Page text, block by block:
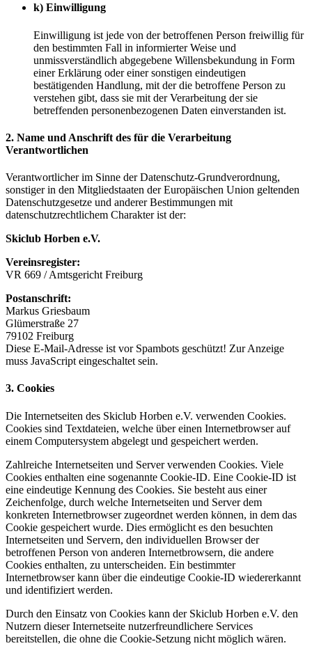
k) Einwilligung
Einwilligung ist jede von der betroffenen Person freiwillig für
den bestimmten Fall in informierter Weise und
unmissverständlich abgegebene Willensbekundung in Form
einer Erklärung oder einer sonstigen eindeutigen
bestätigenden Handlung, mit der die betroffene Person zu
verstehen gibt, dass sie mit der Verarbeitung der sie
betreffenden personenbezogenen Daten einverstanden ist.
2. Name und Anschrift des für die Verarbeitung
Verantwortlichen
Verantwortlicher im Sinne der Datenschutz-Grundverordnung,
sonstiger in den Mitgliedstaaten der Europäischen Union geltenden
Datenschutzgesetze und anderer Bestimmungen mit
datenschutzrechtlichem Charakter ist der:
Skiclub Horben e.V.
Vereinsregister:
VR 669 / Amtsgericht Freiburg
Postanschrift:
Markus Griesbaum
Glümerstraße 27
79102 Freiburg
Diese E-Mail-Adresse ist vor Spambots geschützt! Zur Anzeige
muss JavaScript eingeschaltet sein.
3. Cookies
Die Internetseiten des Skiclub Horben e.V. verwenden Cookies.
Cookies sind Textdateien, welche über einen Internetbrowser auf
einem Computersystem abgelegt und gespeichert werden.
Zahlreiche Internetseiten und Server verwenden Cookies. Viele
Cookies enthalten eine sogenannte Cookie-ID. Eine Cookie-ID ist
eine eindeutige Kennung des Cookies. Sie besteht aus einer
Zeichenfolge, durch welche Internetseiten und Server dem
konkreten Internetbrowser zugeordnet werden können, in dem das
Cookie gespeichert wurde. Dies ermöglicht es den besuchten
Internetseiten und Servern, den individuellen Browser der
betroffenen Person von anderen Internetbrowsern, die andere
Cookies enthalten, zu unterscheiden. Ein bestimmter
Internetbrowser kann über die eindeutige Cookie-ID wiedererkannt
und identifiziert werden.
Durch den Einsatz von Cookies kann der Skiclub Horben e.V. den
Nutzern dieser Internetseite nutzerfreundlichere Services
bereitstellen, die ohne die Cookie-Setzung nicht möglich wären.